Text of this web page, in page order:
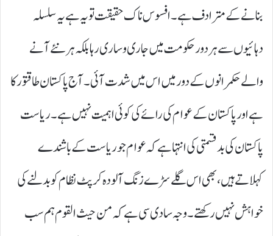
بنانے کے مترادف ہے۔ افسوس ناک حقیقت تو یہ ہے یہ سلسلہ
دہائیوں سے ہر دور حکومت میں جاری و ساری رہا بلکہ ہر نئے آنے
والے حکمرانوں کے دور میں اس میں شدت آئی۔ آج پاکستان طاقتور کا
ہے اور پاکستان کے عوام کی رائے کی کوئی اہمیت نہیں ہے۔ ریاست
پاکستان کی بدقسمتی کی انتہا ہے کہ عوام جو ریاست کے باشندے
کہلاتے ہیں، بھی اس گلے سڑے زنگ آلودہ کرپٹ نظام کو بدلنے کی
خواہش نہیں رکھتے۔ وجہ سادی سی ہے کہ من حیث القوم ہم سب